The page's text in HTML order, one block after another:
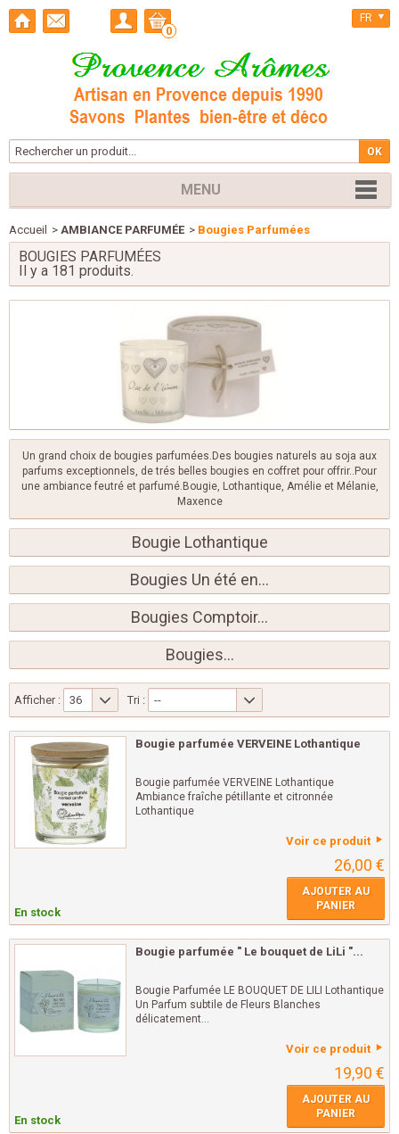
0
FR
MENU
Accueil > AMBIANCE PARFUMÉE > Bougies Parfumées
BOUGIES PARFUMÉES
Il y a 181 produits.
Un grand choix de bougies parfumées.Des bougies naturels au soja aux
parfums exceptionnels, de trés belles bougies en coffret pour offrir..Pour
une ambiance feutré et parfumé.Bougie, Lothantique, Amélie et Mélanie,
Maxence
Bougie Lothantique
Bougies Un été en...
Bougies Comptoir...
Bougies...
Afficher : 36 Tri : --
Bougie parfumée VERVEINE Lothantique
Bougie parfumée VERVEINE Lothantique
Ambiance fraîche pétillante et citronnée
Lothantique
Voir ce produit
26,00 €
En stock
AJOUTER AU
PANIER
Bougie parfumée " Le bouquet de LiLi "...
Bougie Parfumée LE BOUQUET DE LILI Lothantique
Un Parfum subtile de Fleurs Blanches
délicatement...
Voir ce produit
19,90 €
En stock
AJOUTER AU
PANIER